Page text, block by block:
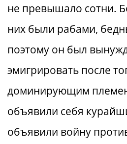
не превышало сотни.
них были рабами,
поэтому он был
эмигрировать после
доминирующим
объявили себя
объявили войну